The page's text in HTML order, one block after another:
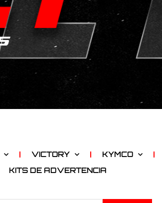
VICTORY
KYMCO
KITS DE ADVERTENCIA